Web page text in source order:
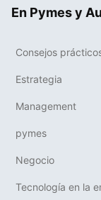
En Pymes y
Consejos
Estrategia
Management
pymes
Negocio
Tecnología en la